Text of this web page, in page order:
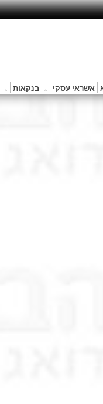
אשראי עסקי בנקאות